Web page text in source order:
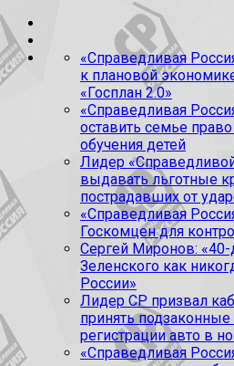
«Справедливая
к плановой
«Госплан 2.0»
«Справедливая
оставить семье
обучения детей
Лидер
выдавать льготные
пострадавших от
«Справедливая
Госкомцен для
Сергей Миронов:
Зеленского как
России»
Лидер СР призвал
принять
регистрации авто в
«Справедливая